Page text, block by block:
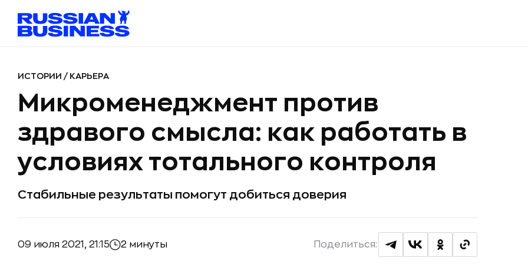
ИСТОРИИ / КАРЬЕРА
Микроменеджмент против
здравого смысла: как работать в
условиях тотального контроля
Стабильные результаты помогут добиться доверия
09 июля 2021, 21:15 2 минуты Поделиться: